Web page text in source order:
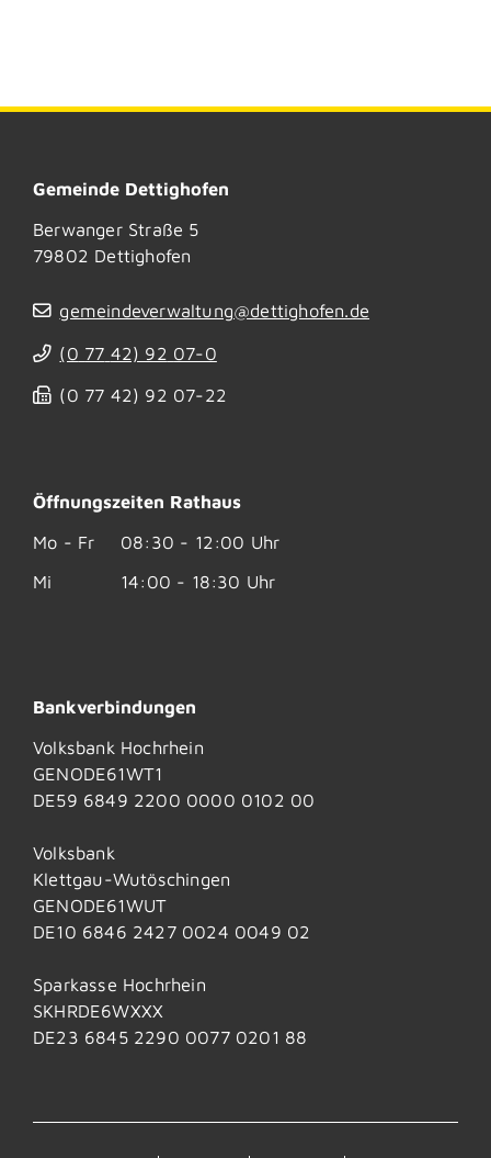
Gemeinde Dettighofen
Berwanger Straße 5
79802 Dettighofen
gemeindeverwaltung@dettighofen.de
(0 77 42) 92 07-0
(0 77 42) 92 07-22
Öffnungszeiten Rathaus
Mo - Fr
08:30 - 12:00 Uhr
Mi
14:00 - 18:30 Uhr
Bankverbindungen
Volksbank Hochrhein
GENODE61WT1
DE59 6849 2200 0000 0102 00
Volksbank
Klettgau-Wutöschingen
GENODE61WUT
DE10 6846 2427 0024 0049 02
Sparkasse Hochrhein
SKHRDE6WXXX
DE23 6845 2290 0077 0201 88